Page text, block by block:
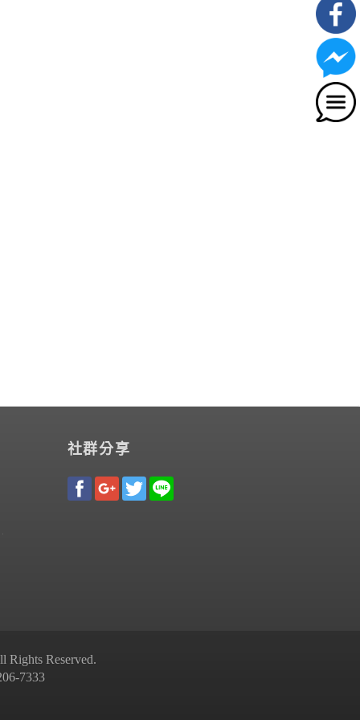
社群分享
Reserved.
7333